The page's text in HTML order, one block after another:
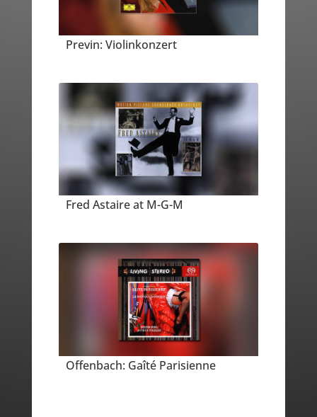
Previn: Violinkonzert
Fred Astaire at M-G-M
Offenbach: Gaîté Parisienne